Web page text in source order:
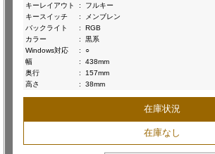
キーレイアウト
:
フルキー
キースイッチ
:
メンブレン
バックライト
:
RGB
カラー
:
黒系
Windows対応
:
○
幅
:
438mm
奥行
:
157mm
高さ
: 38mm
在庫状況
在庫なし